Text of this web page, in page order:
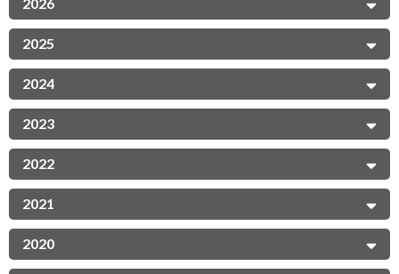
2026
2025
2024
2023
2022
2021
2020